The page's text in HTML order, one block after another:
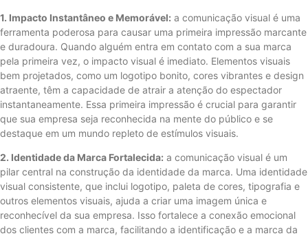
1. Impacto Instantâneo e Memorável: a comunicação visual é uma
ferramenta poderosa para causar uma primeira impressão marcante
e duradoura. Quando alguém entra em contato com a sua marca
pela primeira vez, o impacto visual é imediato. Elementos visuais
bem projetados, como um logotipo bonito, cores vibrantes e design
atraente, têm a capacidade de atrair a atenção do espectador
instantaneamente. Essa primeira impressão é crucial para garantir
que sua empresa seja reconhecida na mente do público e se
destaque em um mundo repleto de estímulos visuais.
2. Identidade da Marca Fortalecida: a comunicação visual é um
pilar central na construção da identidade da marca. Uma identidade
visual consistente, que inclui logotipo, paleta de cores, tipografia e
outros elementos visuais, ajuda a criar uma imagem única e
reconhecível da sua empresa. Isso fortalece a conexão emocional
dos clientes com a marca, facilitando a identificação e a marca da